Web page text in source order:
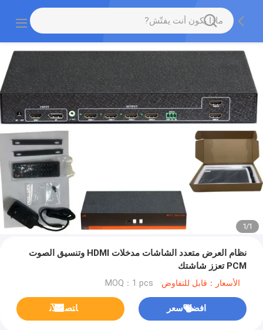
1
/
1
نظام العرض متعدد الشاشات مدخلات HDMI وتنسيق الصوت
PCM تعزز شاشتك
الأسعار：قابل للتفاوض MOQ：1 pcs
افضل سعر ﺎﺘﺼﻟ ﺍﻶﻧ